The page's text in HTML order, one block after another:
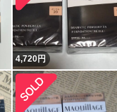
4,720円